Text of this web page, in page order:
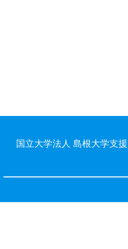
国立大学法人 島根大学支